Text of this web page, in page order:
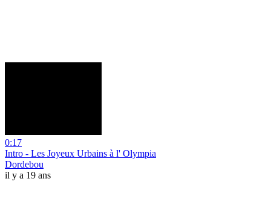
0:17
Intro - Les Joyeux Urbains à l' Olympia
Dordebou
il y a 19 ans